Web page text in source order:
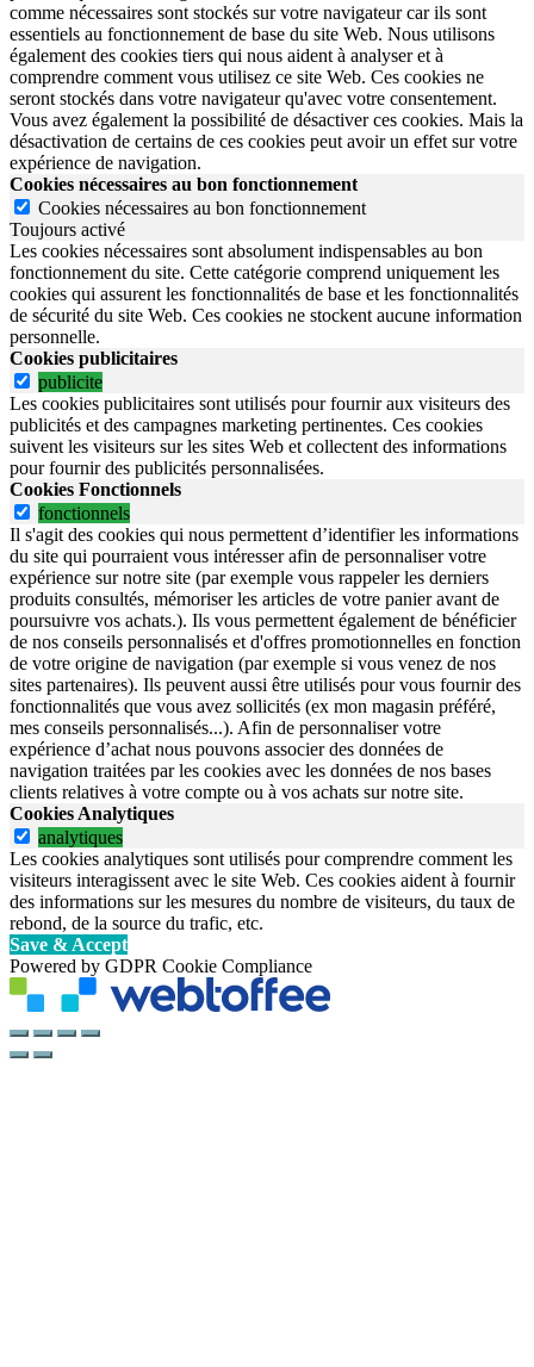
comme nécessaires sont stockés sur votre navigateur car ils sont
essentiels au fonctionnement de base du site Web. Nous utilisons
également des cookies tiers qui nous aident à analyser et à
comprendre comment vous utilisez ce site Web. Ces cookies ne
seront stockés dans votre navigateur qu'avec votre consentement.
Vous avez également la possibilité de désactiver ces cookies. Mais la
désactivation de certains de ces cookies peut avoir un effet sur votre
expérience de navigation.
Cookies nécessaires au bon fonctionnement
Cookies nécessaires au bon fonctionnement
Toujours activé
Les cookies nécessaires sont absolument indispensables au bon
fonctionnement du site. Cette catégorie comprend uniquement les
cookies qui assurent les fonctionnalités de base et les fonctionnalités
de sécurité du site Web. Ces cookies ne stockent aucune information
personnelle.
Cookies publicitaires
publicite
Les cookies publicitaires sont utilisés pour fournir aux visiteurs des
publicités et des campagnes marketing pertinentes. Ces cookies
suivent les visiteurs sur les sites Web et collectent des informations
pour fournir des publicités personnalisées.
Cookies Fonctionnels
fonctionnels
Il s'agit des cookies qui nous permettent d’identifier les informations
du site qui pourraient vous intéresser afin de personnaliser votre
expérience sur notre site (par exemple vous rappeler les derniers
produits consultés, mémoriser les articles de votre panier avant de
poursuivre vos achats.). Ils vous permettent également de bénéficier
de nos conseils personnalisés et d'offres promotionnelles en fonction
de votre origine de navigation (par exemple si vous venez de nos
sites partenaires). Ils peuvent aussi être utilisés pour vous fournir des
fonctionnalités que vous avez sollicités (ex mon magasin préféré,
mes conseils personnalisés...). Afin de personnaliser votre
expérience d’achat nous pouvons associer des données de
navigation traitées par les cookies avec les données de nos bases
clients relatives à votre compte ou à vos achats sur notre site.
Cookies Analytiques
analytiques
Les cookies analytiques sont utilisés pour comprendre comment les
visiteurs interagissent avec le site Web. Ces cookies aident à fournir
des informations sur les mesures du nombre de visiteurs, du taux de
rebond, de la source du trafic, etc.
Save & Accept
Powered by GDPR Cookie Compliance